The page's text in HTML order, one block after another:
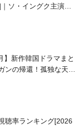
ソ・イングク主演の
】新作韓国ドラマまと
ンの帰還！孤独な天才
聴率ランキング[2026